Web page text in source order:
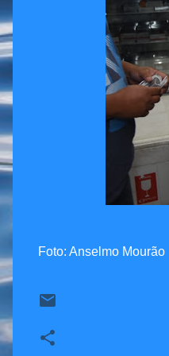
Foto: Anselmo Mourão